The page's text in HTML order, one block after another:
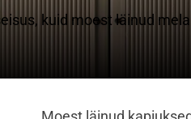
kuid moest läinud